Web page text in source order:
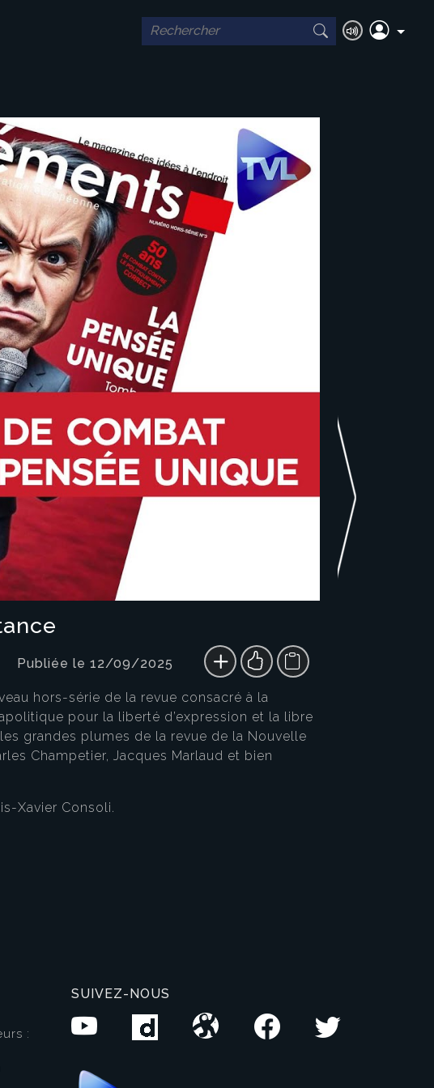
Publiée le 12/09/2025
hors-série de la revue consacré à la
pour la liberté d’expression et la libre
grandes plumes de la revue de la Nouvelle
Champetier, Jacques Marlaud et bien
Xavier Consoli.
:
SUIVEZ-NOUS